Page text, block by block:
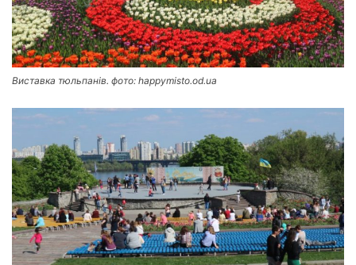
Виставка тюльпанів. фото: happymisto.od.ua